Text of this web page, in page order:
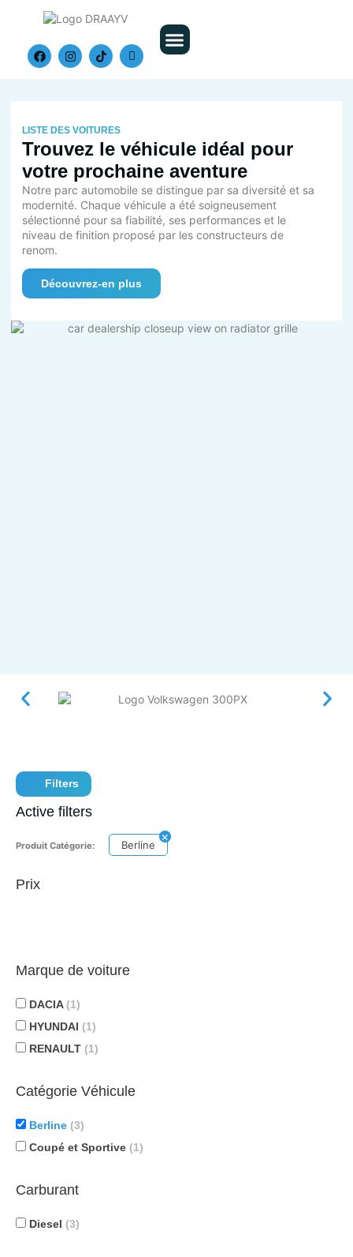
LISTE DES VOITURES
Trouvez le véhicule idéal pour
votre prochaine aventure
Notre parc automobile se distingue par sa diversité et sa
modernité. Chaque véhicule a été soigneusement
sélectionné pour sa fiabilité, ses performances et le
niveau de finition proposé par les constructeurs de
renom.
Découvrez-en plus
Filters
Active filters
Produit Catégorie: Berline
Prix
Marque de voiture
DACIA (1)
HYUNDAI (1)
RENAULT (1)
Catégorie Véhicule
Berline (3)
Coupé et Sportive (1)
Carburant
Diesel (3)